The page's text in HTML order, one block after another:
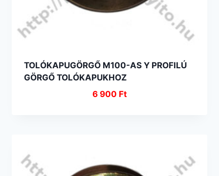
TOLÓKAPUGÖRGŐ M100-AS Y PROFILÚ
GÖRGŐ TOLÓKAPUKHOZ
6 900 Ft